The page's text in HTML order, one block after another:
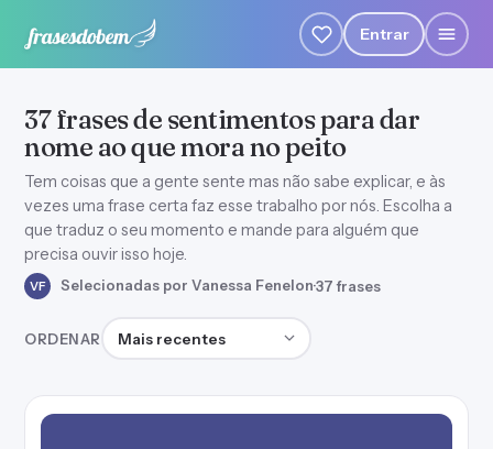
Entrar
37 frases de sentimentos para dar
nome ao que mora no peito
Tem coisas que a gente sente mas não sabe explicar, e às
vezes uma frase certa faz esse trabalho por nós. Escolha a
que traduz o seu momento e mande para alguém que
precisa ouvir isso hoje.
VF Selecionadas por Vanessa Fenelon·37 frases
ORDENAR Ordenar frases